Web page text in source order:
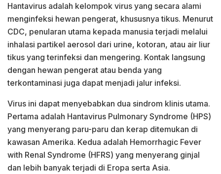
Hantavirus adalah kelompok virus yang secara alami
menginfeksi hewan pengerat, khususnya tikus. Menurut
CDC, penularan utama kepada manusia terjadi melalui
inhalasi partikel aerosol dari urine, kotoran, atau air liur
tikus yang terinfeksi dan mengering. Kontak langsung
dengan hewan pengerat atau benda yang
terkontaminasi juga dapat menjadi jalur infeksi.
Virus ini dapat menyebabkan dua sindrom klinis utama.
Pertama adalah Hantavirus Pulmonary Syndrome (HPS)
yang menyerang paru-paru dan kerap ditemukan di
kawasan Amerika. Kedua adalah Hemorrhagic Fever
with Renal Syndrome (HFRS) yang menyerang ginjal
dan lebih banyak terjadi di Eropa serta Asia.